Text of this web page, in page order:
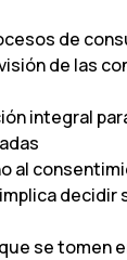
de
de las
integral
al
decidir
se tomen